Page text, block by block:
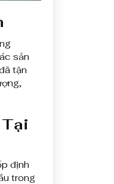
sản
tận
định
trong